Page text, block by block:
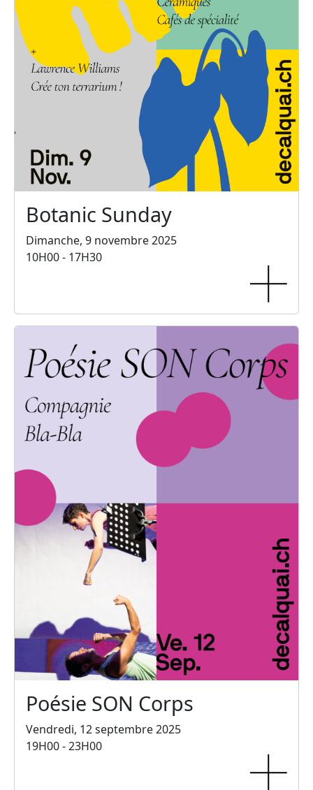
Botanic Sunday
Dimanche, 9 novembre 2025
10H00 - 17H30
Poésie SON Corps
Vendredi, 12 septembre 2025
19H00 - 23H00